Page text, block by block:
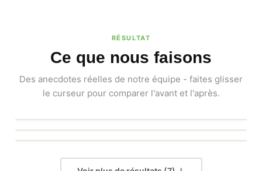
RÉSULTAT
Ce que nous faisons
Des anecdotes réelles de notre équipe - faites glisser
le curseur pour comparer l'avant et l'après.
POUR
APRÈS
POUR
APRÈS